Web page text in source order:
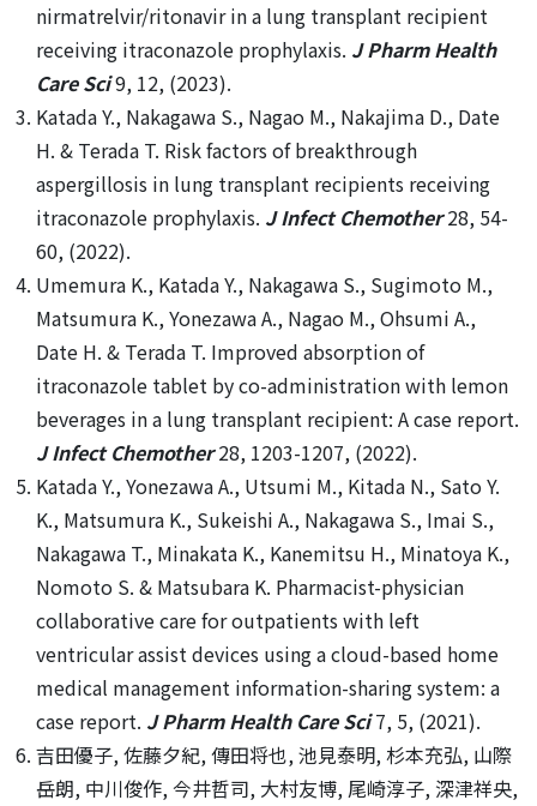
nirmatrelvir/ritonavir in a lung transplant recipient
receiving itraconazole prophylaxis. J Pharm Health
Care Sci9, 12, (2023).
Katada Y., Nakagawa S., Nagao M., Nakajima D., Date
H. & Terada T. Risk factors of breakthrough
aspergillosis in lung transplant recipients receiving
itraconazole prophylaxis. J Infect Chemother28, 54-
60, (2022).
Umemura K., Katada Y., Nakagawa S., Sugimoto M.,
Matsumura K., Yonezawa A., Nagao M., Ohsumi A.,
Date H. & Terada T. Improved absorption of
itraconazole tablet by co-administration with lemon
beverages in a lung transplant recipient: A case report.
J Infect Chemother28, 1203-1207, (2022).
Katada Y., Yonezawa A., Utsumi M., Kitada N., Sato Y.
K., Matsumura K., Sukeishi A., Nakagawa S., Imai S.,
Nakagawa T., Minakata K., Kanemitsu H., Minatoya K.,
Nomoto S. & Matsubara K. Pharmacist-physician
collaborative care for outpatients with left
ventricular assist devices using a cloud-based home
medical management information-sharing system: a
case report. J Pharm Health Care Sci7, 5, (2021).
吉田優子, 佐藤夕紀, 傳田将也, 池見泰明, 杉本充弘, 山際
岳朗, 中川俊作, 今井哲司, 大村友博, 尾崎淳子, 深津祥央,